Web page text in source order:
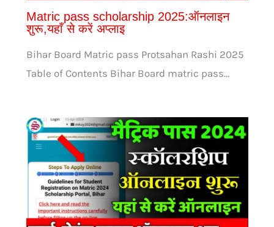
Matric pass scholarship 2025:ऑनलाइन
शुरू,यहाँ से करें अप्लाइ
Bihar Board Matric pass Protsahan Rashi 2025
Table of Contents Bihar Board matric pass…